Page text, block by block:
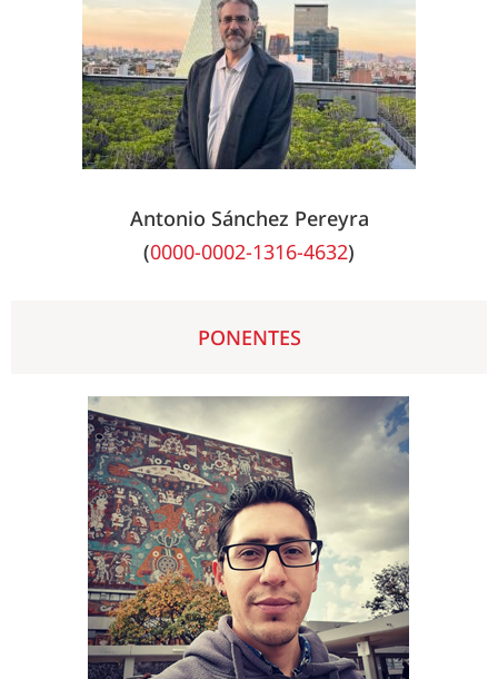
Antonio Sánchez Pereyra
(0000-0002-1316-4632)
PONENTES